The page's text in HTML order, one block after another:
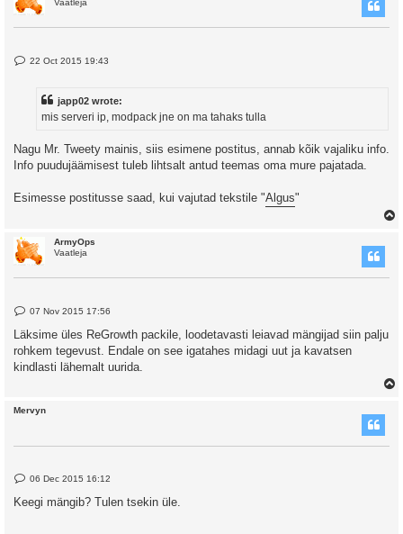
Vaatleja
P22 Oct 2015 19:43
japp02 wrote:
mis serveri ip, modpack jne on ma tahaks tulla
Nagu Mr. Tweety mainis, siis esimene postitus, annab kõik vajaliku info.
Info puudujäämisest tuleb lihtsalt antud teemas oma mure pajatada.
Esimesse postitusse saad, kui vajutad tekstile "Algus"
ArmyOps
Vaatleja
P
s
t
07 Nov 2015 17:56
Läksime üles ReGrowth packile, loodetavasti leiavad mängijad siin palju
rohkem tegevust. Endale on see igatahes midagi uut ja kavatsen
kindlasti lähemalt uurida.
Mervyn
P
s
t
06 Dec 2015 16:12
Keegi mängib? Tulen tsekin üle.